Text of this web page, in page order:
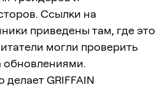
Ссылки на
приведены там, где это
могли проверить
обновлениями.
GRIFFAIN